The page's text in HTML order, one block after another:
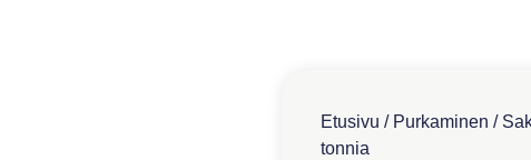
Etusivu / Purkaminen /
tonnia